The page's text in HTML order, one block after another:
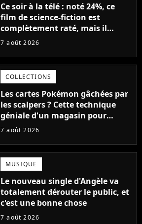
Ce soir à la télé : noté 24%, ce
film de science-fiction est
complètement raté, mais il
aurait pu être encore pire à
7 août 2026
COLLECTIONS
Les cartes Pokémon gâchées par
les scalpers ? Cette technique
géniale d'un magasin pour
ruiner les revendeurs
7 août 2026
MUSIQUE
Le nouveau single d'Angèle va
totalement dérouter le public, et
c'est une bonne chose
7 août 2026